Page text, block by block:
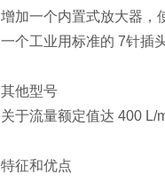
增加一个内置式放大器，
一个工业用标准的 7针插
其他型号
关于流量额定值达 400 L/
特征和优点